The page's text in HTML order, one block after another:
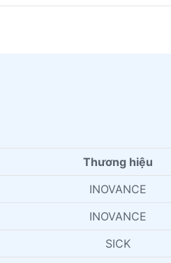
Thương hiệu
INOVANCE
INOVANCE
SICK